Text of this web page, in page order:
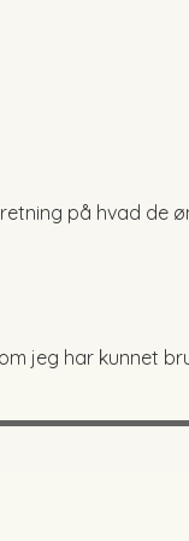
på hvad de
jeg har kunnet